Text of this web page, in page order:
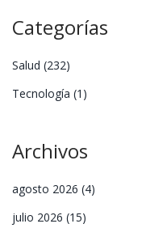
Categorías
Salud (232)
Tecnología (1)
Archivos
agosto 2026 (4)
julio 2026 (15)